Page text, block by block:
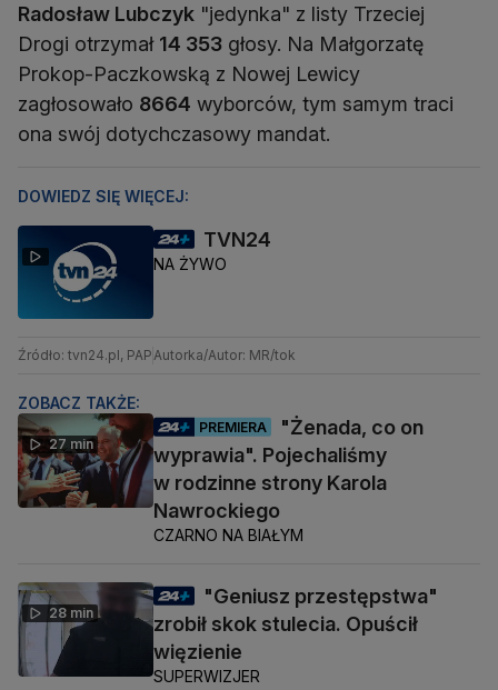
Radosław Lubczyk "jedynka" z listy Trzeciej
Drogi otrzymał 14 353 głosy. Na Małgorzatę
Prokop-Paczkowską z Nowej Lewicy
zagłosowało 8664 wyborców, tym samym traci
ona swój dotychczasowy mandat.
DOWIEDZ SIĘ WIĘCEJ:
TVN24
NA ŻYWO
Źródło: tvn24.pl, PAPAutorka/Autor: MR/tok
ZOBACZ TAKŻE:
27 min
PREMIERA
"Żenada, co on
wyprawia". Pojechaliśmy
w rodzinne strony Karola
Nawrockiego
CZARNO NA BIAŁYM
28 min
"Geniusz przestępstwa"
zrobił skok stulecia. Opuścił
więzienie
SUPERWIZJER